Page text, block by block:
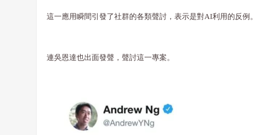
這一應用瞬間引發了社群的各類聲討，表示是對AI利用的反例。
連吳恩達也出面發聲，聲討這一專案。